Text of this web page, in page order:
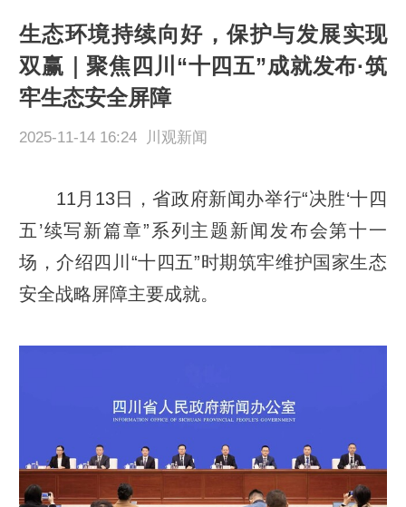
生态环境持续向好，保护与发展实现
双赢｜聚焦四川“十四五”成就发布·筑
牢生态安全屏障
2025-11-14 16:24 川观新闻
11月13日，省政府新闻办举行“决胜‘十四
五’续写新篇章”系列主题新闻发布会第十一
场，介绍四川“十四五”时期筑牢维护国家生态
安全战略屏障主要成就。